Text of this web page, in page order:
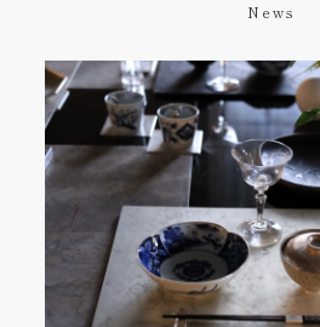
News